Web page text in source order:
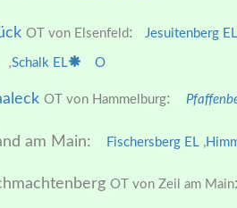
OT von Elsenfeld : Jesuitenberg EL
,Schalk EL O
OT von Hammelburg:
am Main: Fischersberg EL ,
OT von Zeil am Main